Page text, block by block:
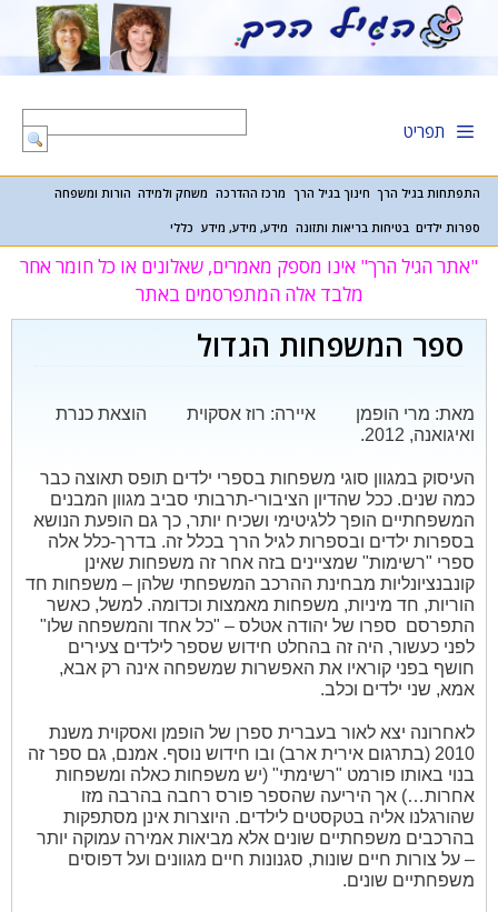
לתוכן
תפריט
התפתחות בגיל הרך חינוך בגיל הרך מרכז ההדרכה משחק ולמידה הורות ומשפחה
ספרות ילדים בטיחות בריאות ותזונה מידע, מידע, מידע כללי
"אתר הגיל הרך" אינו מספק מאמרים, שאלונים או כל חומר אחר
מלבד אלה המתפרסמים באתר
ספר המשפחות הגדול
מאת: מרי הופמן איירה: רוז אסקוית
הוצאת כנרת
ואיגואנה, 2012.
העיסוק במגוון סוגי משפחות בספרי ילדים תופס תאוצה כבר
כמה שנים. ככל שהדיון הציבורי-תרבותי סביב מגוון המבנים
המשפחתיים הופך ללגיטימי ושכיח יותר, כך גם הופעת הנושא
בספרות ילדים ובספרות לגיל הרך בכלל זה. בדרך-כלל אלה
ספרי "רשימות" שמציינים בזה אחר זה משפחות שאינן
קונבנציונליות מבחינת ההרכב המשפחתי שלהן – משפחות חד
הוריות, חד מיניות, משפחות מאמצות וכדומה. למשל, כאשר
התפרסם ספרו של יהודה אטלס – "כל אחד והמשפחה שלו"
לפני כעשור, היה זה בהחלט חידוש שספר לילדים צעירים
חושף בפני קוראיו את האפשרות שמשפחה אינה רק אבא,
אמא, שני ילדים וכלב.
לאחרונה יצא לאור בעברית ספרן של הופמן ואסקוית משנת
2010 (בתרגום אירית ארב) ובו חידוש נוסף. אמנם, גם ספר זה
בנוי באותו פורמט "רשימתי" (יש משפחות כאלה ומשפחות
אחרות…) אך היריעה שהספר פורס רחבה בהרבה מזו
שהורגלנו אליה בטקסטים לילדים. היוצרות אינן מסתפקות
בהרכבים משפחתיים שונים אלא מביאות אמירה עמוקה יותר
– על צורות חיים שונות, סגנונות חיים מגוונים ועל דפוסים
משפחתיים שונים.